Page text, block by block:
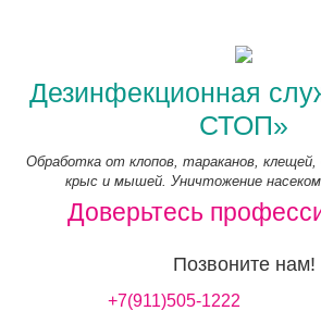
Дезинфекционная
СТОП»
Обработка от клопов, тараканов, клещей,
крыс и мышей. Уничтожение
Доверьтесь
Позвоните нам!
+7(911)505-1222